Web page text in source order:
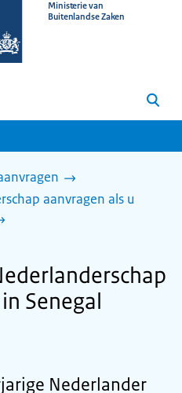
Ministerie van
Buitenlandse Zaken
Zoeken
aanvragen als u
Senegal
Nederlander